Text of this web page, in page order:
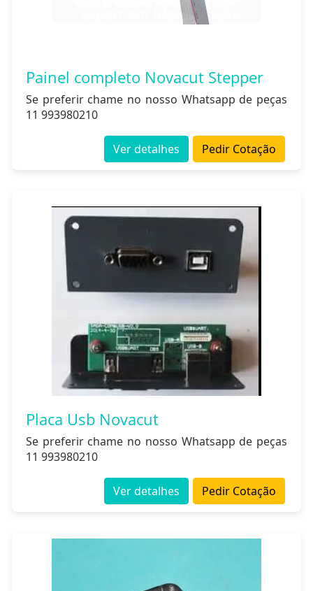
Painel completo Novacut Stepper
Se preferir chame no nosso Whatsapp de peças
11 993980210
Pedir Cotação
Ver detalhes
Placa Usb Novacut
Se preferir chame no nosso Whatsapp de peças
11 993980210
Pedir Cotação
Ver detalhes